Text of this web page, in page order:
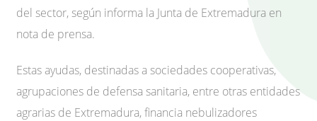
del sector, según informa la Junta de Extremadura en
nota de prensa.
Estas ayudas, destinadas a sociedades cooperativas,
agrupaciones de defensa sanitaria, entre otras entidades
agrarias de Extremadura, financia nebulizadores